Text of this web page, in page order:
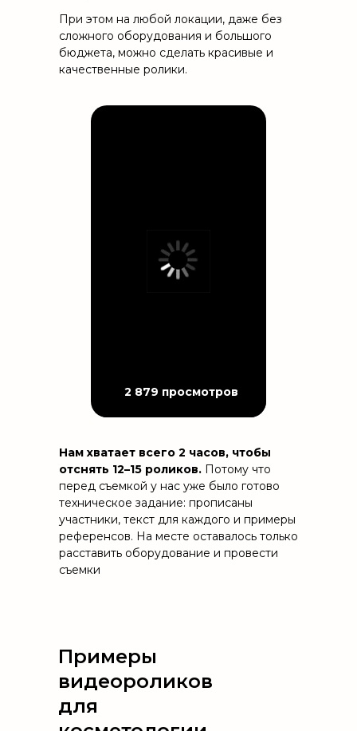
При этом на любой локации, даже без
сложного оборудования и большого
бюджета, можно сделать красивые и
качественные ролики.
Нам хватает всего 2 часов, чтобы
отснять 12–15 роликов. Потому что
перед съемкой у нас уже было готово
техническое задание: прописаны
участники, текст для каждого и примеры
референсов. На месте оставалось только
расставить оборудование и провести
съемки
2 879 просмотров
Примеры
видеороликов
для